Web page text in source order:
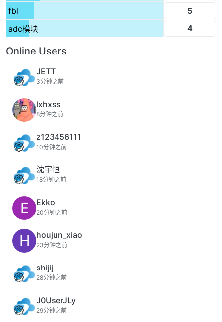
fbl
5
adc模块
4
Online Users
JETT
3分钟之前
lxhxss
8分钟之前
z123456111
10分钟之前
沈宇恒
18分钟之前
E Ekko
20分钟之前
H houjun_xiao
23分钟之前
shijij
28分钟之前
J0UserJLy
29分钟之前